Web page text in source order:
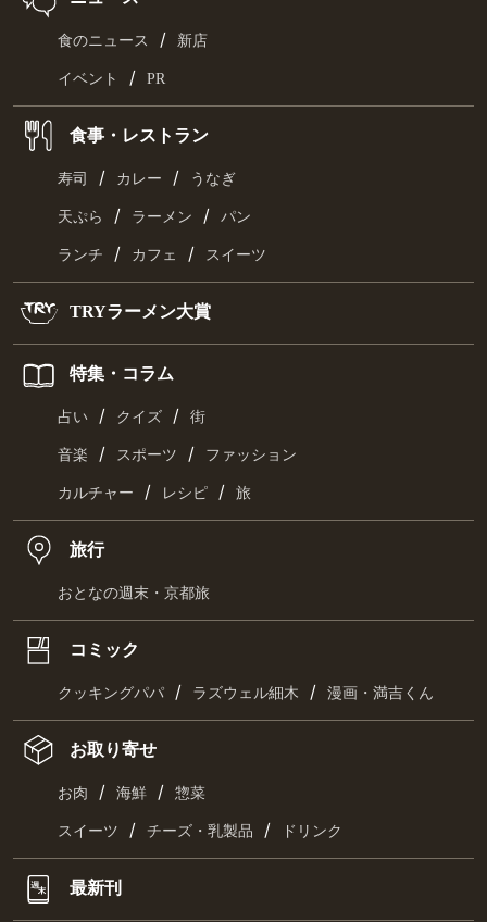
食のニュース / 新店
イベント / PR
食事・レストラン
寿司 / カレー / うなぎ
天ぷら / ラーメン / パン
ランチ / カフェ / スイーツ
TRYラーメン大賞
特集・コラム
占い / クイズ / 街
音楽 / スポーツ / ファッション
カルチャー / レシピ / 旅
旅行
おとなの週末・京都旅
コミック
クッキングパパ / ラズウェル細木 / 漫画・満吉くん
お取り寄せ
お肉 / 海鮮 / 惣菜
スイーツ / チーズ・乳製品 / ドリンク
最新刊